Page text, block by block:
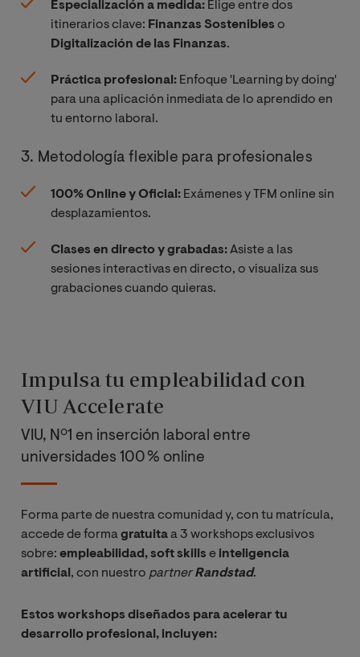
Especialización a medida: Elige entre dos
itinerarios clave: Finanzas Sostenibles o
Digitalización de las Finanzas.
Práctica profesional: Enfoque 'Learning by doing'
para una aplicación inmediata de lo aprendido en
tu entorno laboral.
3. Metodología flexible para profesionales
100% Online y Oficial: Exámenes y TFM online sin
desplazamientos.
Clases en directo y grabadas:Asiste a las
sesiones interactivas en directo, o visualiza sus
grabaciones cuando quieras.
Impulsa tu empleabilidad con
VIU Accelerate
VIU, Nº1 en inserción laboral entre
universidades 100 % online
Forma parte de nuestra comunidad y, con tu matrícula,
accede de formagratuitaa 3 workshops exclusivos
sobre: empleabilidad, soft skills e inteligencia
artificial , con nuestro partner Randstad.
Estos workshops diseñados para acelerar tu
desarrollo profesional, incluyen: